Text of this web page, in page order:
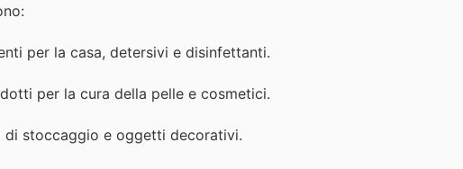
per la casa, detersivi e disinfettanti.
per la cura della pelle e cosmetici.
di stoccaggio e oggetti decorativi.